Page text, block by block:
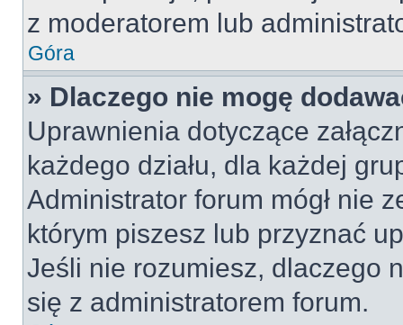
z moderatorem lub
Góra
» Dlaczego nie mogę
Uprawnienia dotyczące
każdego działu, dla każdej
Administrator forum mógł nie
którym piszesz lub przyznać
Jeśli nie rozumiesz, dlaczego
się z administratorem forum.